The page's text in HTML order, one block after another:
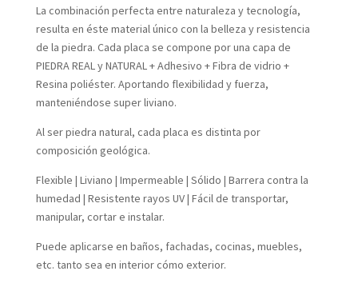
La combinación perfecta entre naturaleza y tecnología,
resulta en éste material único con la belleza y resistencia
de la piedra. Cada placa se compone por una capa de
PIEDRA REAL y NATURAL + Adhesivo + Fibra de vidrio +
Resina poliéster. Aportando flexibilidad y fuerza,
manteniéndose super liviano.
Al ser piedra natural, cada placa es distinta por
composición geológica.
Flexible | Liviano | Impermeable | Sólido | Barrera contra la
humedad | Resistente rayos UV | Fácil de transportar,
manipular, cortar e instalar.
Puede aplicarse en baños, fachadas, cocinas, muebles,
etc. tanto sea en interior cómo exterior.